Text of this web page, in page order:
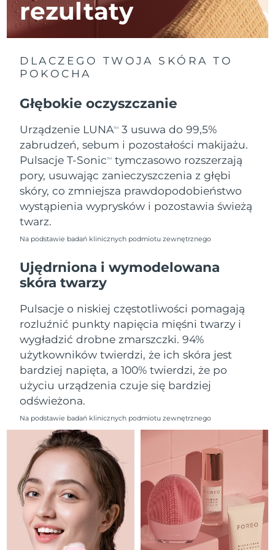
rezultaty
DLACZEGO TWOJA SKÓRA TO
POKOCHA
Głębokie oczyszczanie
Urządzenie LUNATM
3 usuwa do 99,5%
zabrudzeń, sebum i pozostałości makijażu.
Pulsacje T-SonicTM
tymczasowo rozszerzają
pory, usuwając zanieczyszczenia z głębi
skóry, co zmniejsza prawdopodobieństwo
wystąpienia wyprysków i pozostawia świeżą
twarz.
Na podstawie badań klinicznych podmiotu zewnętrznego
Ujędrniona i wymodelowana
skóra twarzy
Pulsacje o niskiej częstotliwości pomagają
rozluźnić punkty napięcia mięśni twarzy i
wygładzić drobne zmarszczki. 94%
użytkowników twierdzi, że ich skóra jest
bardziej napięta, a 100% twierdzi, że po
użyciu urządzenia czuje się bardziej
odświeżona.
Na podstawie badań klinicznych podmiotu zewnętrznego
Izrael
Oczekiwany czas dostawy
8/15/26
Włochy
Oczekiwany czas dostawy
Japonia
Oczekiwany czas dostawy
Jersey
Oczekiwany czas dostawy
8/16/26
Kazachstan
Oczekiwany czas dostawy
8/13/26
Kuwejt
Oczekiwany czas dostawy
Oczekiwany czas dostawy
Liban
Litwa
Oczekiwany czas dostawy
8/11/26
Luksemburg
Oczekiwany czas dostawy
SRA Makau (Chiny)
Oczekiwany czas dostawy
Malezja
Oczekiwany czas dostawy
8/14/26
Malta
Oczekiwany czas dostawy
Meksyk
Oczekiwany czas dostawy
8/15/26
Monako
Oczekiwany czas dostawy